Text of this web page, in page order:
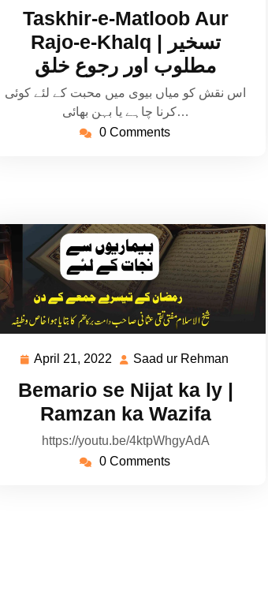
2022
Taskhir-e-Matloob Aur
Rajo-e-Khalq | تسخیر
مطلوب اور رجوع خلق
اس نقش کو میاں بیوی میں محبت کے لئے کوئی
کرنا چاہے یا بہن بھائی…
0 Comments
April 21, 2022
April
2022
Saad ur Rehman
Bemario se Nijat ka ly |
Ramzan ka Wazifa
https://youtu.be/4ktpWhgyAdA
0 Comments